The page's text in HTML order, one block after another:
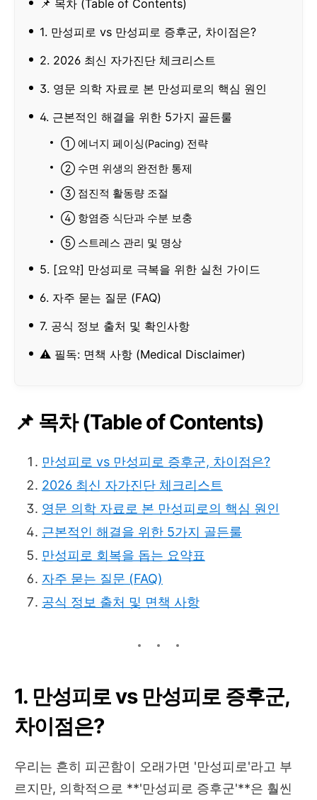
📌 목차 (Table of Contents)
1. 만성피로 vs 만성피로 증후군, 차이점은?
2. 2026 최신 자가진단 체크리스트
3. 영문 의학 자료로 본 만성피로의 핵심 원인
4. 근본적인 해결을 위한 5가지 골든룰
① 에너지 페이싱(Pacing) 전략
② 수면 위생의 완전한 통제
③ 점진적 활동량 조절
④ 항염증 식단과 수분 보충
⑤ 스트레스 관리 및 명상
5. [요약] 만성피로 극복을 위한 실천 가이드
6. 자주 묻는 질문 (FAQ)
7. 공식 정보 출처 및 확인사항
⚠️ 필독: 면책 사항 (Medical Disclaimer)
📌 목차 (Table of Contents)
만성피로 vs 만성피로 증후군, 차이점은?
2026 최신 자가진단 체크리스트
영문 의학 자료로 본 만성피로의 핵심 원인
근본적인 해결을 위한 5가지 골든룰
만성피로 회복을 돕는 요약표
자주 묻는 질문 (FAQ)
공식 정보 출처 및 면책 사항
1. 만성피로 vs 만성피로 증후군,
차이점은?
우리는 흔히 피곤함이 오래가면 '만성피로'라고 부
르지만, 의학적으로 **'만성피로 증후군'**은 훨씬